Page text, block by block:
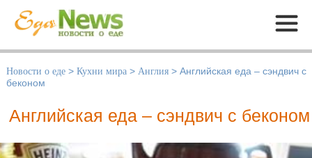
Меню
Новости о еде > Кухни мира > Англия > Английская еда – сэндвич с
беконом
Английская еда – сэндвич с беконом